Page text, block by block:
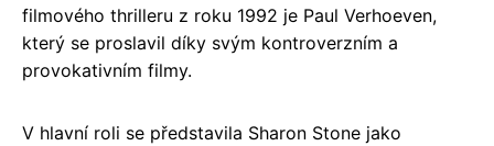
filmového thrilleru z roku 1992 je Paul Verhoeven,
který se proslavil díky svým kontroverzním a
provokativním filmy.
V hlavní roli se představila Sharon Stone jako